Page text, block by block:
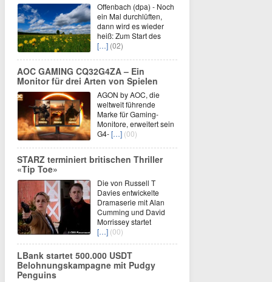
Offenbach (dpa) - Noch
ein Mal durchlüften,
dann wird es wieder
heiß: Zum Start des
[…] (02)
AOC GAMING CQ32G4ZA – Ein
Monitor für drei Arten von Spielen
AGON by AOC, die
weltweit führende
Marke für Gaming-
Monitore, erweitert sein
G4-[…] (00)
STARZ terminiert britischen Thriller
«Tip Toe»
Die von Russell T
Davies entwickelte
Dramaserie mit Alan
Cumming und David
Morrissey startet
[…] (00)
LBank startet 500.000 USDT
Belohnungskampagne mit Pudgy
Penguins